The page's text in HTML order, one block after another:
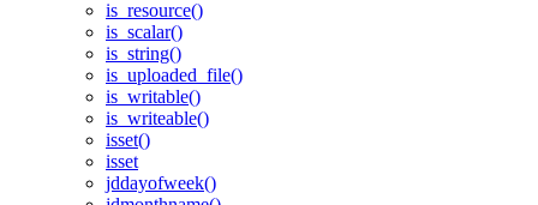
is_resource()
is_scalar()
is_string()
is_uploaded_file()
is_writable()
is_writeable()
isset()
isset
jddayofweek()